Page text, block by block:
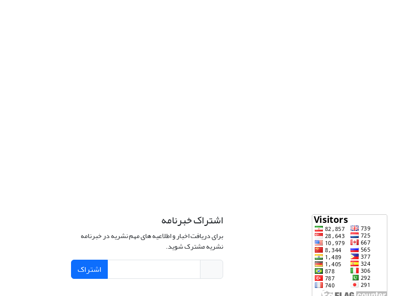
اشتراک خبرنامه
برای دریافت اخبار و اطلاعیه های مهم نشریه در خبرنامه
نشریه مشترک شوید.
اشتراک